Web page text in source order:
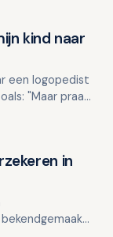
kind naar
een logopedist
"Maar praat
in